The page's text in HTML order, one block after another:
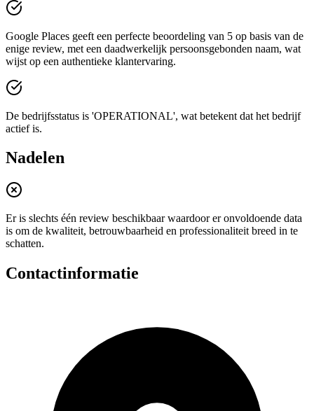
Google Places geeft een perfecte beoordeling van 5 op basis van de
enige review, met een daadwerkelijk persoonsgebonden naam, wat
wijst op een authentieke klantervaring.
De bedrijfsstatus is 'OPERATIONAL', wat betekent dat het bedrijf
actief is.
Nadelen
Er is slechts één review beschikbaar waardoor er onvoldoende data
is om de kwaliteit, betrouwbaarheid en professionaliteit breed in te
schatten.
Contactinformatie